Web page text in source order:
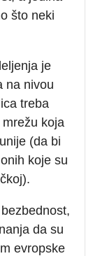
što neki
je
na nivou
treba
koja
(da bi
koje su
da su
evropske